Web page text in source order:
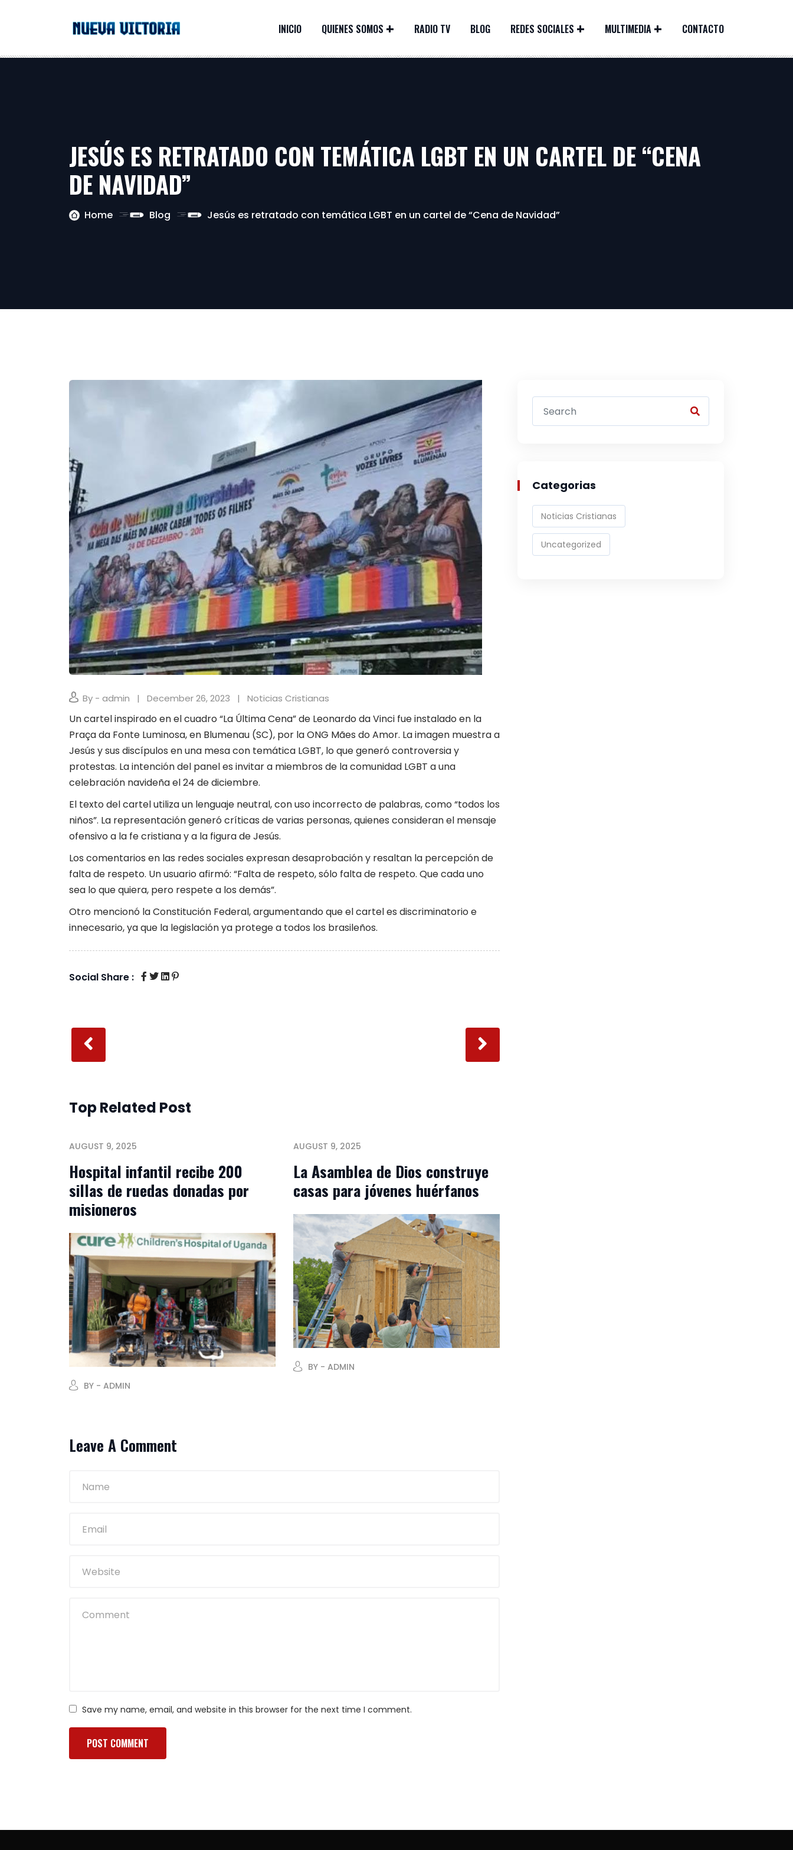
INICIO QUIENES SOMOS RADIO TV BLOG REDES SOCIALES MULTIMEDIA CONTACTO
JESÚS ES RETRATADO CON TEMÁTICA LGBT EN UN CARTEL DE “CENA
DE NAVIDAD”
Home Blog Jesús es retratado con temática LGBT en un cartel de “Cena de Navidad”
By - admin December 26, 2023 Noticias Cristianas
Un cartel inspirado en el cuadro “La Última Cena” de Leonardo da Vinci fue instalado en la
Praça da Fonte Luminosa, en Blumenau (SC), por la ONG Mães do Amor. La imagen muestra a
Jesús y sus discípulos en una mesa con temática LGBT, lo que generó controversia y
protestas. La intención del panel es invitar a miembros de la comunidad LGBT a una
celebración navideña el 24 de diciembre.
El texto del cartel utiliza un lenguaje neutral, con uso incorrecto de palabras, como “todos los
niños”. La representación generó críticas de varias personas, quienes consideran el mensaje
ofensivo a la fe cristiana y a la figura de Jesús.
Los comentarios en las redes sociales expresan desaprobación y resaltan la percepción de
falta de respeto. Un usuario afirmó: “Falta de respeto, sólo falta de respeto. Que cada uno
sea lo que quiera, pero respete a los demás”.
Otro mencionó la Constitución Federal, argumentando que el cartel es discriminatorio e
innecesario, ya que la legislación ya protege a todos los brasileños.
Social Share :
Top Related Post
AUGUST 9, 2025
Hospital infantil recibe 200
sillas de ruedas donadas por
misioneros
BY - ADMIN
AUGUST 9, 2025
La Asamblea de Dios construye
casas para jóvenes huérfanos
BY - ADMIN
Leave A Comment
Save my name, email, and website in this browser for the next time I comment.
Categorias
Noticias Cristianas
Uncategorized